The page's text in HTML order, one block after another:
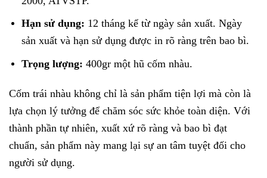
Hạn sử dụng: 12 tháng kể từ ngày sản xuất. Ngày
sản xuất và hạn sử dụng được in rõ ràng trên bao bì.
Trọng lượng: 400gr một hũ cốm nhàu.
Cốm trái nhàu không chỉ là sản phẩm tiện lợi mà còn là
lựa chọn lý tưởng để chăm sóc sức khỏe toàn diện. Với
thành phần tự nhiên, xuất xứ rõ ràng và bao bì đạt
chuẩn, sản phẩm này mang lại sự an tâm tuyệt đối cho
người sử dụng.